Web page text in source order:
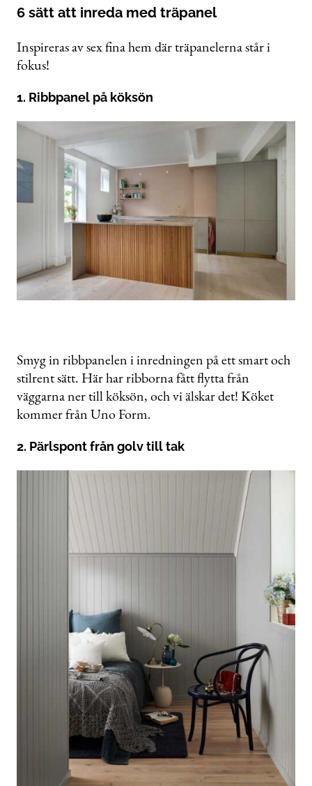
6 sätt att inreda med träpanel
Inspireras av sex fina hem där träpanelerna står i
fokus!
1. Ribbpanel på köksön
Smyg in ribbpanelen i inredningen på ett smart och
stilrent sätt. Här har ribborna fått flytta från
väggarna ner till köksön, och vi älskar det! Köket
kommer från Uno Form.
2. Pärlspont från golv till tak